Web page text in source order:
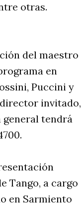
otras.
del maestro
en
Puccini y
invitado,
general tendrá
Tango, a cargo
en Sarmiento